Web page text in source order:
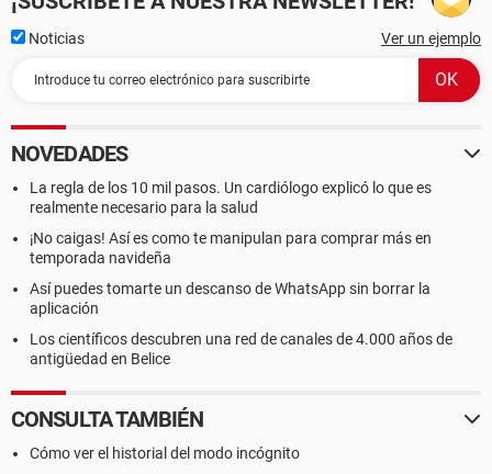
Noticias Ver un ejemplo
NOVEDADES
La regla de los 10 mil pasos. Un cardiólogo explicó lo que es
realmente necesario para la salud
¡No caigas! Así es como te manipulan para comprar más en
temporada navideña
Así puedes tomarte un descanso de WhatsApp sin borrar la
aplicación
Los científicos descubren una red de canales de 4.000 años de
antigüedad en Belice
CONSULTA TAMBIÉN
Cómo ver el historial del modo incógnito